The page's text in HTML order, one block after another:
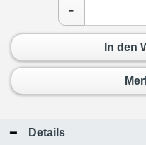
-
In den
Details